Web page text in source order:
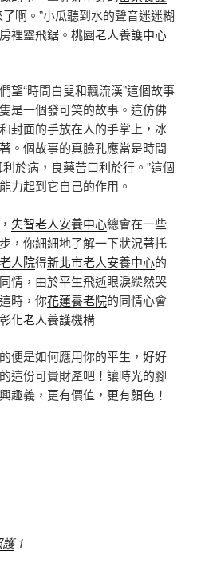
啊。”小瓜聽到水的聲音迷迷糊
裡靈飛鋸。 桃園老人養護中心
們望“時間白叟和飄流漢”這個故事
是一個發可笑的故事。這仿佛
封面的手放在人的手掌上，冰
。個故事的真臉孔應當是時間
於病，良藥苦口利於行。”這個
力起到它自己的作用。
失智老人安養中心總會在一些
，你細細地了解一下狀況著托
人院得新北市老人安養中心的
情，由於平生飛逝眼淚縱然哭
時，你花蓮養老院的同情心會
彰化老人養護機構
是如何應用你的平生，好好
這份可貴財產吧！讓時光的腳
趣義，更有價值，更有顏色！
1